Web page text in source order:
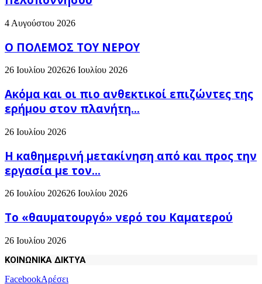
4 Αυγούστου 2026
Ο ΠΟΛΕΜΟΣ ΤΟΥ ΝΕΡΟΥ
26 Ιουλίου 202626 Ιουλίου 2026
Ακόμα και οι πιο ανθεκτικοί επιζώντες της
ερήμου στον πλανήτη...
26 Ιουλίου 2026
H καθημερινή μετακίνηση από και προς την
εργασία με τον...
26 Ιουλίου 202626 Ιουλίου 2026
Το «θαυματουργό» νερό του Καματερού
26 Ιουλίου 2026
ΚΟΙΝΩΝΙΚΑ ΔΙΚΤΥΑ
FacebookΑρέσει